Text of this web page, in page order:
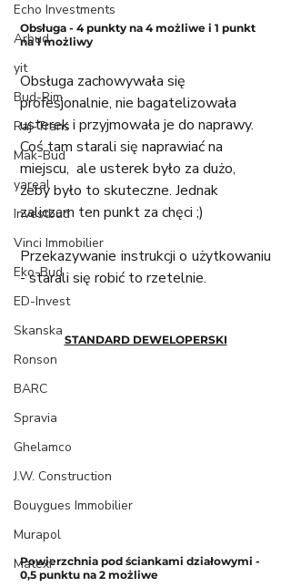
Echo Investments
Arbud
yit
Bud-Rim
Raj-Trans
Mak-Bud
yareal
Investbud
Vinci Immobilier
Eko-Bud
ED-Invest
Skanska
Ronson
BARC
Spravia
Ghelamco
J.W. Construction
Bouygues Immobilier
Murapol
Matexi
Obsługa - 4 punkty na 4 możliwe i 1 punkt
na 1 możliwy
Obsługa zachowywała się
profesjonalnie, nie bagatelizowała
usterek i przyjmowała je do naprawy.
Coś tam starali się naprawiać na
miejscu,  ale usterek było za dużo,
żeby było to skuteczne. Jednak
zaliczam ten punkt za chęci ;)
Przekazywanie instrukcji o użytkowaniu
- starali się robić to rzetelnie.
STANDARD DEWELOPERSKI
Powierzchnia pod ściankami działowymi -
0,5 punktu na 2 możliwe